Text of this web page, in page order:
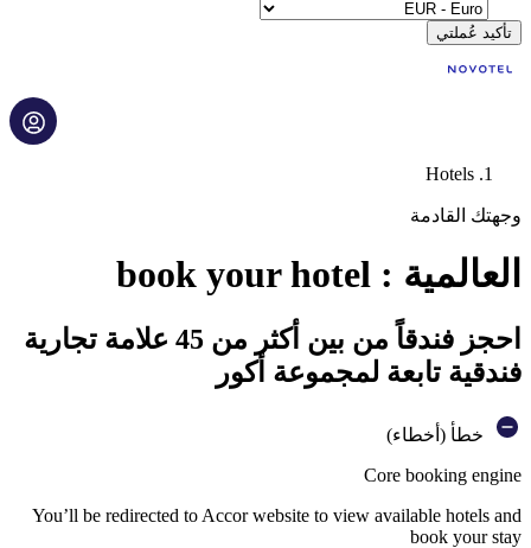
تأكيد عُملتي
Hotels
وجهتك القادمة
العالمية : book your hotel
احجز فندقاً من بين أكثر من 45 علامة تجارية
فندقية تابعة لمجموعة أكور
خطأ (أخطاء)
Core booking engine
You’ll be redirected to Accor website to view available hotels and
book your stay